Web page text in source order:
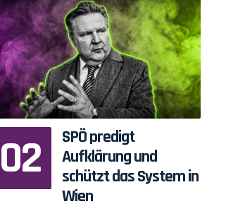
SPÖ predigt
Aufklärung und
schützt das System in
Wien